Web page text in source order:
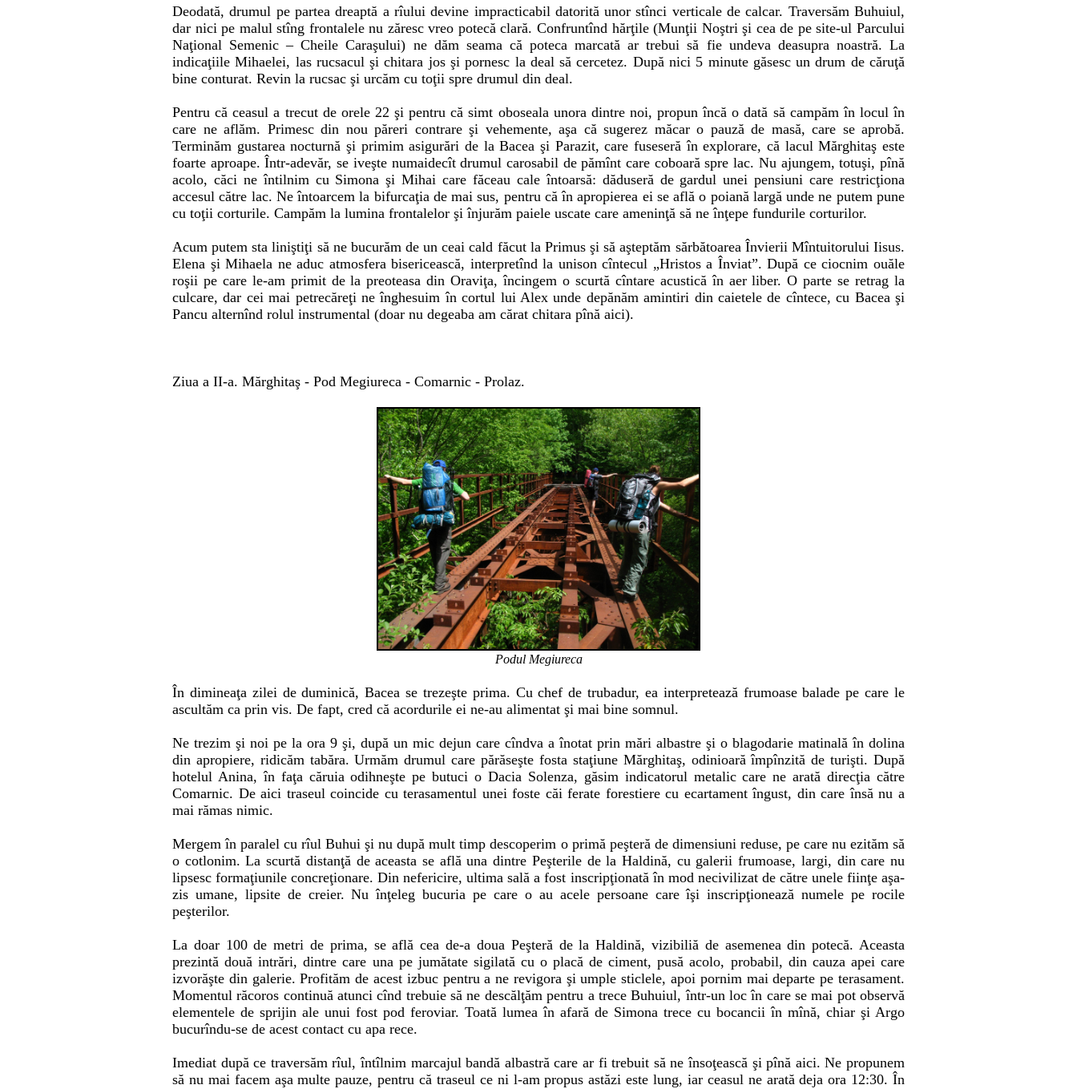
Deodată, drumul pe partea dreaptă a rîului devine impracticabil datorită unor stînci verticale de calcar. Traversăm Buhuiul,
dar nici pe malul stîng frontalele nu zăresc vreo potecă clară. Confruntînd hărţile (Munţii Noştri şi cea de pe site-ul Parcului
Naţional Semenic – Cheile Caraşului) ne dăm seama că poteca marcată ar trebui să fie undeva deasupra noastră. La
indicaţiile Mihaelei, las rucsacul şi chitara jos şi pornesc la deal să cercetez. După nici 5 minute găsesc un drum de căruţă
bine conturat. Revin la rucsac şi urcăm cu toţii spre drumul din deal.
Pentru că ceasul a trecut de orele 22 şi pentru că simt oboseala unora dintre noi, propun încă o dată să campăm în locul în
care ne aflăm. Primesc din nou păreri contrare şi vehemente, aşa că sugerez măcar o pauză de masă, care se aprobă.
Terminăm gustarea nocturnă şi primim asigurări de la Bacea şi Parazit, care fuseseră în explorare, că lacul Mărghitaş este
foarte aproape. Într-adevăr, se iveşte numaidecît drumul carosabil de pămînt care coboară spre lac. Nu ajungem, totuşi, pînă
acolo, căci ne întilnim cu Simona şi Mihai care făceau cale întoarsă: dăduseră de gardul unei pensiuni care restricţiona
accesul către lac. Ne întoarcem la bifurcaţia de mai sus, pentru că în apropierea ei se află o poiană largă unde ne putem pune
cu toţii corturile. Campăm la lumina frontalelor şi înjurăm paiele uscate care ameninţă să ne înţepe fundurile corturilor.
Acum putem sta liniştiţi să ne bucurăm de un ceai cald făcut la Primus şi să aşteptăm sărbătoarea Învierii Mîntuitorului Iisus.
Elena şi Mihaela ne aduc atmosfera bisericească, interpretînd la unison cîntecul „Hristos a Înviat”. După ce ciocnim ouăle
roşii pe care le-am primit de la preoteasa din Oraviţa, încingem o scurtă cîntare acustică în aer liber. O parte se retrag la
culcare, dar cei mai petrecăreţi ne înghesuim în cortul lui Alex unde depănăm amintiri din caietele de cîntece, cu Bacea şi
Pancu alternînd rolul instrumental (doar nu degeaba am cărat chitara pînă aici).
Ziua a II-a. Mărghitaş - Pod Megiureca - Comarnic - Prolaz.
Podul Megiureca
În dimineaţa zilei de duminică, Bacea se trezeşte prima. Cu chef de trubadur, ea interpretează frumoase balade pe care le
ascultăm ca prin vis. De fapt, cred că acordurile ei ne-au alimentat şi mai bine somnul.
Ne trezim şi noi pe la ora 9 şi, după un mic dejun care cîndva a înotat prin mări albastre şi o blagodarie matinală în dolina
din apropiere, ridicăm tabăra. Urmăm drumul care părăseşte fosta staţiune Mărghitaş, odinioară împînzită de turişti. După
hotelul Anina, în faţa căruia odihneşte pe butuci o Dacia Solenza, găsim indicatorul metalic care ne arată direcţia către
Comarnic. De aici traseul coincide cu terasamentul unei foste căi ferate forestiere cu ecartament îngust, din care însă nu a
mai rămas nimic.
Mergem în paralel cu rîul Buhui şi nu după mult timp descoperim o primă peşteră de dimensiuni reduse, pe care nu ezităm să
o cotlonim. La scurtă distanţă de aceasta se află una dintre Peşterile de la Haldină, cu galerii frumoase, largi, din care nu
lipsesc formaţiunile concreţionare. Din nefericire, ultima sală a fost inscripţionată în mod necivilizat de către unele fiinţe aşa-
zis umane, lipsite de creier. Nu înţeleg bucuria pe care o au acele persoane care îşi inscripţionează numele pe rocile
peşterilor.
La doar 100 de metri de prima, se află cea de-a doua Peşteră de la Haldină, vizibiliă de asemenea din potecă. Aceasta
prezintă două intrări, dintre care una pe jumătate sigilată cu o placă de ciment, pusă acolo, probabil, din cauza apei care
izvorăşte din galerie. Profităm de acest izbuc pentru a ne revigora şi umple sticlele, apoi pornim mai departe pe terasament.
Momentul răcoros continuă atunci cînd trebuie să ne descălţăm pentru a trece Buhuiul, într-un loc în care se mai pot observă
elementele de sprijin ale unui fost pod feroviar. Toată lumea în afară de Simona trece cu bocancii în mînă, chiar şi Argo
bucurîndu-se de acest contact cu apa rece.
Imediat după ce traversăm rîul, întîlnim marcajul bandă albastră care ar fi trebuit să ne însoţească şi pînă aici. Ne propunem
să nu mai facem aşa multe pauze, pentru că traseul ce ni l-am propus astăzi este lung, iar ceasul ne arată deja ora 12:30. În